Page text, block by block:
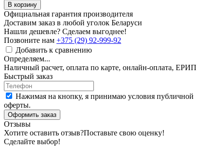
В корзину
Официальная гарантия производителя
Доставим заказ в любой уголок Беларуси
Нашли дешевле? Сделаем выгоднее!
Позвоните нам +375 (29) 92-999-92
Добавить к сравнению
Определяем...
Наличный расчет, оплата по карте, онлайн-оплата, ЕРИП
Быстрый заказ
Нажимая на кнопку, я принимаю условия публичной
оферты.
Оформить заказ
Отзывы
Хотите оставить отзыв?Поставьте свою оценку!
Сделайте выбор!